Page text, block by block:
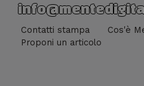
Contatti stampa
Cos'è
Proponi un articolo